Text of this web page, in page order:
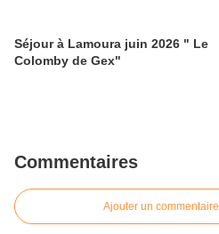
Séjour à Lamoura juin 2026 " Le
Colomby de Gex"
Commentaires
Ajouter un commentaire